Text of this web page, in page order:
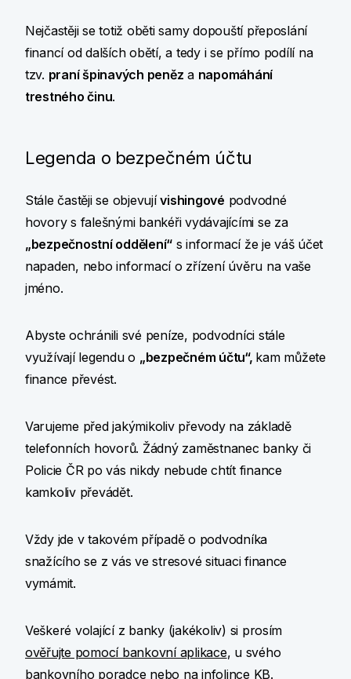
Nejčastěji se totiž oběti samy dopouští přeposlání
financí od dalších obětí, a tedy i se přímo podílí na
tzv. praní špinavých peněz a napomáhání
trestného činu.
Legenda o bezpečném účtu
Stále častěji se objevujívishingové podvodné
hovory s falešnými bankéři vydávajícími se za
„bezpečnostní oddělení“ s informací že je váš účet
napaden, nebo informací o zřízení úvěru na vaše
jméno.
Abyste ochránili své peníze, podvodníci stále
využívají legendu o „bezpečném účtu“, kam můžete
finance převést.
Varujeme před jakýmikoliv převody na základě
telefonních hovorů. Žádný zaměstnanec banky či
Policie ČR po vás nikdy nebude chtít finance
kamkoliv převádět.
Vždy jde v takovém případě o podvodníka
snažícího se z vás ve stresové situaci finance
vymámit.
Veškeré volající z banky (jakékoliv) si prosím
ověřujte pomocí bankovní aplikace, u svého
bankovního poradce nebo na infolince KB.